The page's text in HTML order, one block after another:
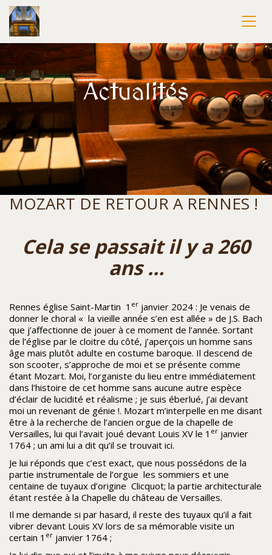
Actualités
MOZART DE RETOUR A RENNES !
Cela se passait il y a 260
ans …
Rennes église Saint-Martin 1 er janvier 2024 : Je venais de
donner le choral « la vieille année s’en est allée » de J.S. Bach
que j’affectionne de jouer à ce moment de l’année. Sortant
de l’église par le cloitre du côté, j’aperçois un homme sans
âge mais plutôt adulte en costume baroque. Il descend de
son scooter, s’approche de moi et se présente comme
étant Mozart. Moi, l’organiste du lieu entre immédiatement
dans l’histoire de cet homme sans aucune autre espèce
d’éclair de lucidité et réalisme ; je suis éberlué, j’ai devant
moi un revenant de génie !. Mozart m’interpelle en me disant
être à la recherche de l’ancien orgue de la chapelle de
Versailles, lui qui l’avait joué devant Louis XV le 1 er janvier
1764 ; un ami lui a dit qu’il se trouvait ici.
Je lui réponds que c’est exact, que nous possédons de la
partie instrumentale de l’orgue les sommiers et une
centaine de tuyaux d’origine Clicquot; la partie architecturale
étant restée à la Chapelle du château de Versailles.
Il me demande si par hasard, il reste des tuyaux qu’il a fait
vibrer devant Louis XV lors de sa mémorable visite un
certain 1 er janvier 1764 ;